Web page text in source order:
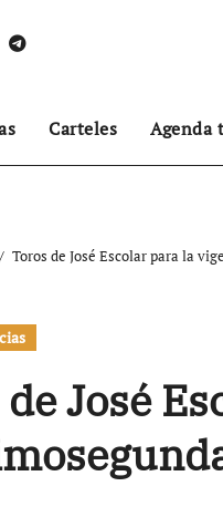
Carteles Agenda
Toros de José Escolar para la
José